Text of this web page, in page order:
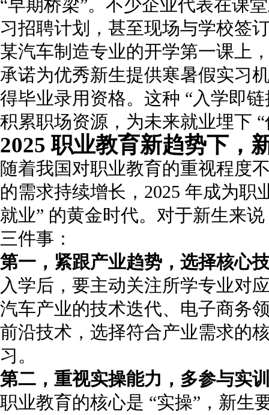
“早期桥梁”。不少企业代表在课
习招聘计划，甚至现场与学校签
某汽车制造专业的开学第一课上
承诺为优秀新生提供寒暑假实习
得毕业录用资格。这种 “入学即
积累职场资源，为未来就业埋下 “
2025 职业教育新趋势下，
随着我国对职业教育的重视程度
的需求持续增长，2025 年成为职
就业” 的黄金时代。对于新生来
三件事：
第一，紧跟产业趋势，选择核心
入学后，要主动关注所学专业对
汽车产业的技术迭代、电子商务
前沿技术，选择符合产业需求的
习。
第二，重视实操能力，多参与实
职业教育的核心是 “实操”，新生